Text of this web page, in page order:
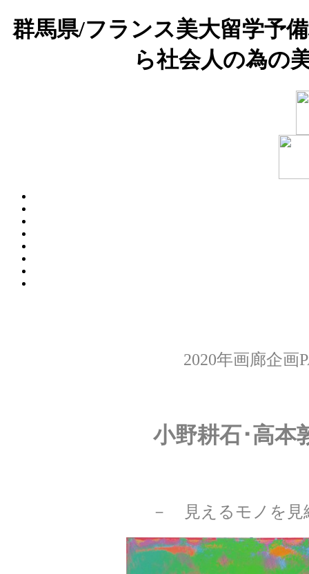
群馬県/フランス美大留学予
ら社会人の為の
2020年画廊企画
小野耕石･高
－ 見えるモノを